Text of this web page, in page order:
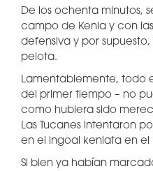
De los ochenta minutos,
campo de Kenia y con
defensiva y por
pelota.
Lamentablemente, todo
del primer tiempo – no
como hubiera sido
Las Tucanes intentaron
en el ingoal keniata en el
Si bien ya habían